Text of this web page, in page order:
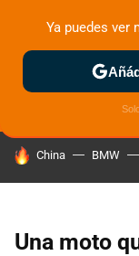
ZONA DE PRUEBAS
HOY SE HABLA DE
China BMW
Una moto
Ya puedes ver